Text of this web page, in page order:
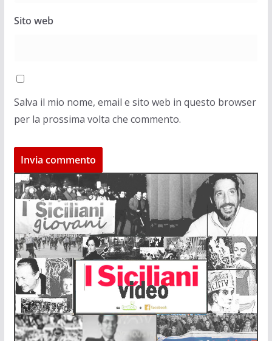
Sito web
Salva il mio nome, email e sito web in questo browser
per la prossima volta che commento.